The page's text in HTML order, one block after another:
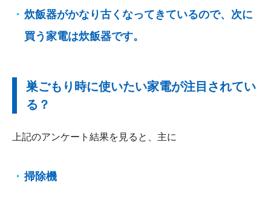
炊飯器がかなり古くなってきているので、次に
買う家電は炊飯器です。
巣ごもり時に使いたい家電が注目されてい
る？
上記のアンケート結果を見ると、主に
掃除機